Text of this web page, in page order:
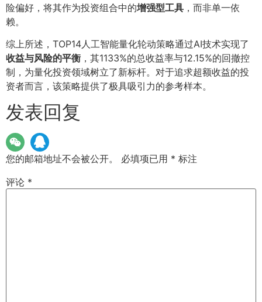
险偏好，将其作为投资组合中的增强型工具 ，而非单一依
赖。
综上所述，TOP14人工智能量化轮动策略通过AI技术实现了
收益与风险的平衡 ，其1133%的总收益率与12.15%的回撤控
制，为量化投资领域树立了新标杆。对于追求超额收益的投
资者而言，该策略提供了极具吸引力的参考样本。
发表回复
您的邮箱地址不会被公开。 必填项已用 * 标注
评论 *